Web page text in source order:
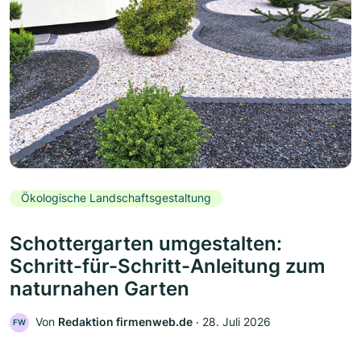
Ökologische Landschaftsgestaltung
Schottergarten umgestalten:
Schritt-für-Schritt-Anleitung zum
naturnahen Garten
FW Von Redaktion firmenweb.de ‧ 28. Juli 2026